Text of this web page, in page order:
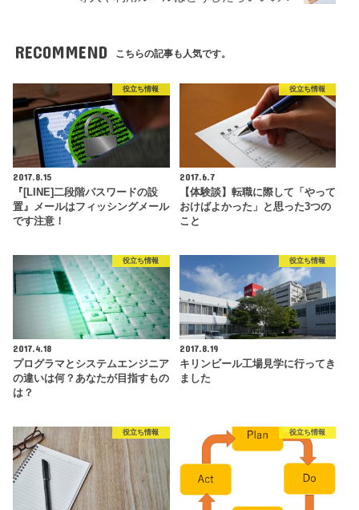
RECOMMEND こちらの記事も人気です。
役立ち情報
2017.8.15
『[LINE]二段階パスワードの設
置』メールはフィッシングメール
です注意！
役立ち情報
2017.6.7
【体験談】転職に際して「やって
おけばよかった」と思った3つの
こと
役立ち情報
2017.4.18
プログラマとシステムエンジニア
の違いは何？あなたが目指すもの
は？
役立ち情報
2017.8.19
キリンビール工場見学に行ってき
ました
役立ち情報 役立ち情報